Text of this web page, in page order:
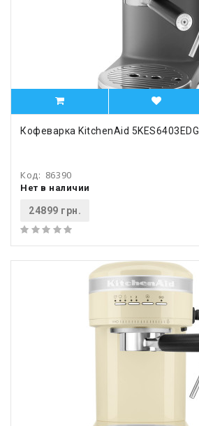
Кофеварка KitchenAid 5KES6403EDG
Код: 86390
Нет в наличии
24899 грн.